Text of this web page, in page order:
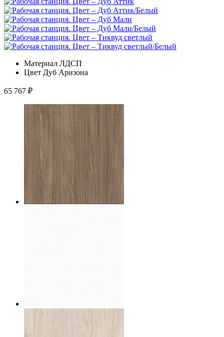
Материал ЛДСП
Цвет Дуб Аризона
65 767 ₽